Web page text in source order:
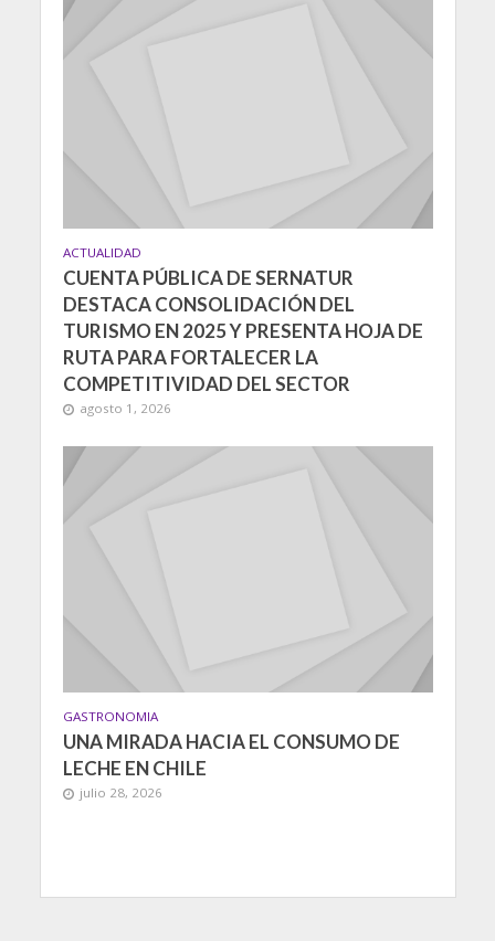
ACTUALIDAD
CUENTA PÚBLICA DE SERNATUR
DESTACA CONSOLIDACIÓN DEL
TURISMO EN 2025 Y PRESENTA HOJA DE
RUTA PARA FORTALECER LA
COMPETITIVIDAD DEL SECTOR
agosto 1, 2026
GASTRONOMIA
UNA MIRADA HACIA EL CONSUMO DE
LECHE EN CHILE
julio 28, 2026